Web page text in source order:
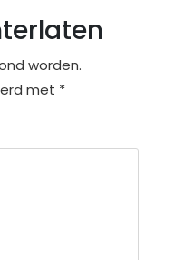
worden.
met *